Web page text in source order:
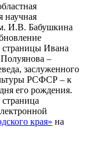
научная
И.В. Бабушкина
страницы Ивана
–
заслуженного
РСФСР – к
его рождения.
края» на